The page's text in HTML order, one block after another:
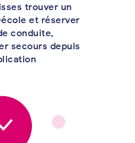
trouver un
et réserver
conduite,
secours depuis